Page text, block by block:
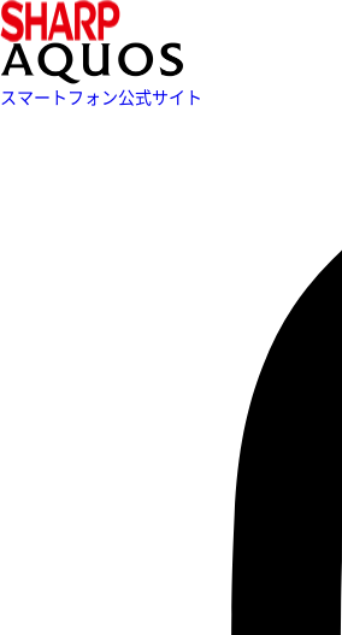
スマートフォン公式サイト